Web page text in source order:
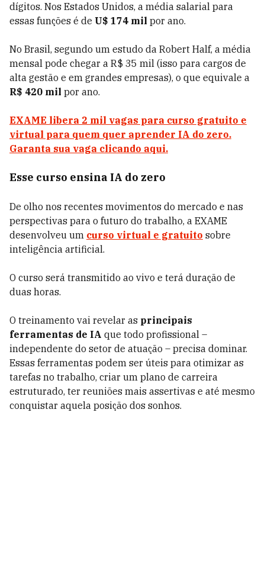
dígitos. Nos Estados Unidos, a média salarial para
essas funções é de U$ 174 mil por ano.
No Brasil, segundo um estudo da Robert Half, a média
mensal pode chegar a R$ 35 mil (isso para cargos de
alta gestão e em grandes empresas), o que equivale a
R$ 420 mil por ano.
EXAME libera 2 mil vagas para curso gratuito e
virtual para quem quer aprender IA do zero.
Garanta sua vaga clicando aqui.
Esse curso ensina IA do zero
De olho nos recentes movimentos do mercado e nas
perspectivas para o futuro do trabalho, a EXAME
desenvolveu um curso virtual e gratuito sobre
inteligência artificial.
O curso será transmitido ao vivo e terá duração de
duas horas.
O treinamento vai revelar as principais
ferramentas de IA que todo profissional –
independente do setor de atuação – precisa dominar.
Essas ferramentas podem ser úteis para otimizar as
tarefas no trabalho, criar um plano de carreira
estruturado, ter reuniões mais assertivas e até mesmo
conquistar aquela posição dos sonhos.